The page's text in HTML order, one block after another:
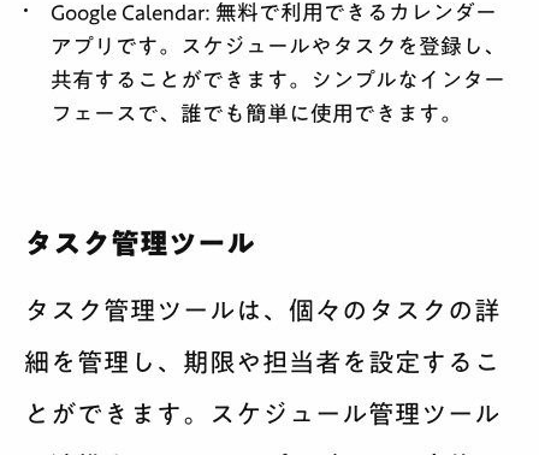
Google Calendar: 無料で利用できるカレンダー
アプリです。スケジュールやタスクを登録し、
共有することができます。シンプルなインター
フェースで、誰でも簡単に使用できます。
タスク管理ツール
タスク管理ツールは、個々のタスクの詳
細を管理し、期限や担当者を設定するこ
とができます。スケジュール管理ツール